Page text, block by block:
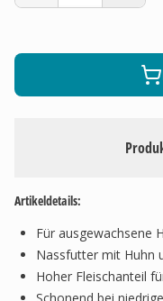
Artikeldetails:
Für ausgewachsene
Nassfutter mit Huhn
Hoher Fleischanteil